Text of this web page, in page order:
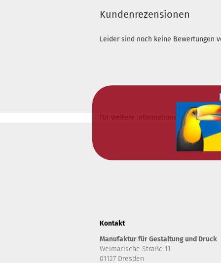
Kundenrezensionen
Leider sind noch keine Bewertungen
Für weitere Informationen besuchen
Kontakt
Manufaktur für Gestaltung und Druck
Weimarische Straße 11
01127 Dresden